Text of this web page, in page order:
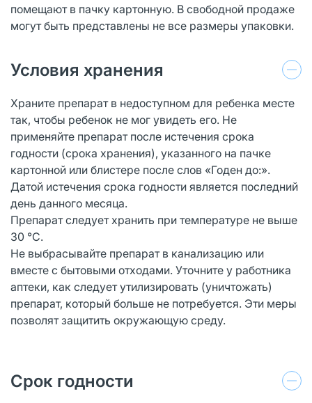
помещают в пачку картонную. В свободной продаже
могут быть представлены не все размеры упаковки.
Условия хранения
Храните препарат в недоступном для ребенка месте
так, чтобы ребенок не мог увидеть его. Не
применяйте препарат после истечения срока
годности (срока хранения), указанного на пачке
картонной или блистере после слов «Годен до:».
Датой истечения срока годности является последний
день данного месяца.
Препарат следует хранить при температуре не выше
30 °С.
Не выбрасывайте препарат в канализацию или
вместе с бытовыми отходами. Уточните у работника
аптеки, как следует утилизировать (уничтожать)
препарат, который больше не потребуется. Эти меры
позволят защитить окружающую среду.
Срок годности